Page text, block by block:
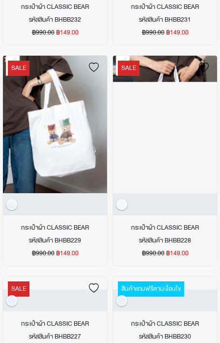
กระเป๋าผ้า CLASSIC BEAR
รหัสสินค้า BHBB232
฿990.00 ฿149.00
กระเป๋าผ้า CLASSIC BEAR
รหัสสินค้า BHBB231
฿990.00 ฿149.00
SALE
กระเป๋าผ้า CLASSIC BEAR
รหัสสินค้า BHBB229
฿990.00 ฿149.00
SALE
กระเป๋าผ้า CLASSIC BEAR
รหัสสินค้า BHBB228
฿990.00 ฿149.00
SALE
กระเป๋าผ้า CLASSIC BEAR
รหัสสินค้า BHBB227
สินค้าแถมฟรีตามเงื่อนไข
กระเป๋าผ้า CLASSIC BEAR
รหัสสินค้า BHBB230